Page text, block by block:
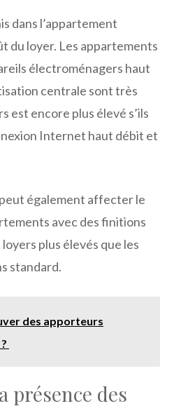
dans l’appartement
du loyer. Les appartements
électroménagers haut
centrale sont très
est encore plus élevé s’ils
Internet haut débit et
également affecter le
avec des finitions
plus élevés que les
standard.
des apporteurs
présence des